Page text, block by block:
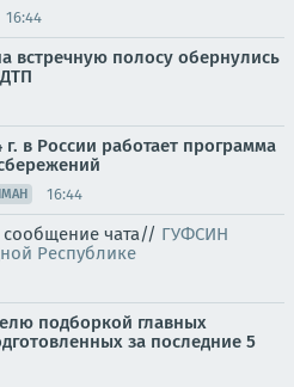
16:44
встречную полосу обернулись
г. в России работает программа
16:44
чата// ГУФСИН
Республике
подборкой главных
за последние 5